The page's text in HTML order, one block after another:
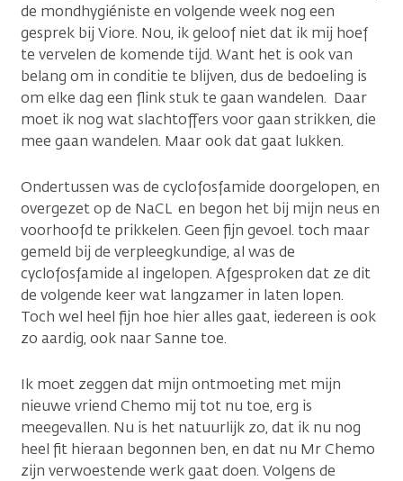
de mondhygiéniste en volgende week nog een
gesprek bij Viore. Nou, ik geloof niet dat ik mij hoef
te vervelen de komende tijd. Want het is ook van
belang om in conditie te blijven, dus de bedoeling is
om elke dag een flink stuk te gaan wandelen. Daar
moet ik nog wat slachtoffers voor gaan strikken, die
mee gaan wandelen. Maar ook dat gaat lukken.
Ondertussen was de cyclofosfamide doorgelopen, en
overgezet op de NaCL en begon het bij mijn neus en
voorhoofd te prikkelen. Geen fijn gevoel. toch maar
gemeld bij de verpleegkundige, al was de
cyclofosfamide al ingelopen. Afgesproken dat ze dit
de volgende keer wat langzamer in laten lopen.
Toch wel heel fijn hoe hier alles gaat, iedereen is ook
zo aardig, ook naar Sanne toe.
Ik moet zeggen dat mijn ontmoeting met mijn
nieuwe vriend Chemo mij tot nu toe, erg is
meegevallen. Nu is het natuurlijk zo, dat ik nu nog
heel fit hieraan begonnen ben, en dat nu Mr Chemo
zijn verwoestende werk gaat doen. Volgens de